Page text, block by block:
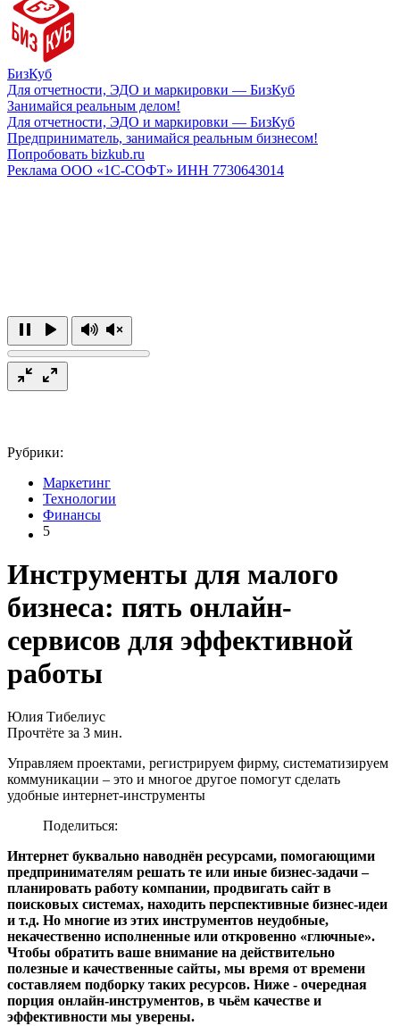
БизКуб
Для отчетности, ЭДО и маркировки — БизКуб
Занимайся реальным делом!
Для отчетности, ЭДО и маркировки — БизКуб
Предприниматель, занимайся реальным бизнесом!
Попробовать bizkub.ru
Реклама ООО «1С-СОФТ» ИНН 7730643014
Рубрики:
Маркетинг
Технологии
Финансы
5
Инструменты для малого
бизнеса: пять онлайн-
сервисов для эффективной
работы
Юлия Тибелиус
Прочтёте за 3 мин.
Управляем проектами, регистрируем фирму, систематизируем
коммуникации – это и многое другое помогут сделать
удобные интернет-инструменты
Поделиться:
Интернет буквально наводнён ресурсами, помогающими
предпринимателям решать те или иные бизнес-задачи –
планировать работу компании, продвигать сайт в
поисковых системах, находить перспективные бизнес-идеи
и т.д. Но многие из этих инструментов неудобные,
некачественно исполненные или откровенно «глючные».
Чтобы обратить ваше внимание на действительно
полезные и качественные сайты, мы время от времени
составляем подборку таких ресурсов. Ниже - очередная
порция онлайн-инструментов, в чьём качестве и
эффективности мы уверены.